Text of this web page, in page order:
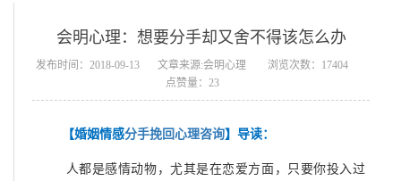
会明心理：想要分手却又舍不得该怎么办
发布时间：2018-09-13 文章来源:会明心理
浏览次数：17404
点赞量：23
【婚姻情感分手挽回心理咨询】导读：
人都是感情动物，尤其是在恋爱方面，只要你投入过